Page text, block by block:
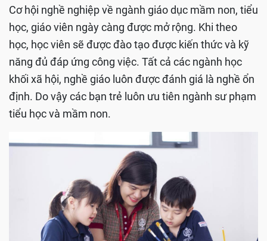
Cơ hội nghề nghiệp về ngành giáo dục mầm non, tiểu
học, giáo viên ngày càng được mở rộng. Khi theo
học, học viên sẽ được đào tạo được kiến thức và kỹ
năng đủ đáp ứng công việc. Tất cả các ngành học
khối xã hội, nghề giáo luôn được đánh giá là nghề ổn
định. Do vậy các bạn trẻ luôn ưu tiên ngành sư phạm
tiểu học và mầm non.